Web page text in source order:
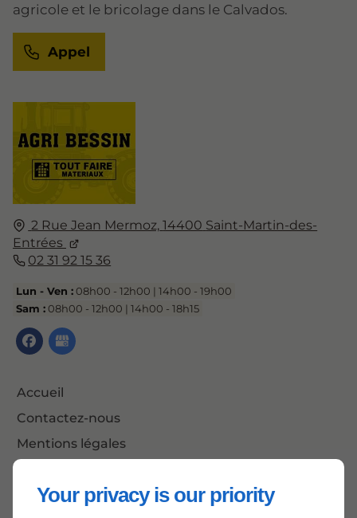
Your privacy is our priority
2 Rue Jean Mermoz, 14400 Saint-Martin-des-
Entrées
02 31 92 15 36
Lun - Ven :08h00 - 12h00 | 14h00 - 19h00
Sam :08h00 - 12h00 | 14h00 - 18h15
Accueil
Contactez-nous
Mentions légales
agricole et le bricolage dans le Calvados.
Appel